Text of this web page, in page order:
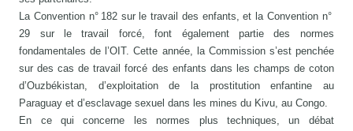
La Convention n° 182 sur le travail des enfants, et la Convention n°
29 sur le travail forcé, font également partie des normes
fondamentales de l’OIT. Cette année, la Commission s’est penchée
sur des cas de travail forcé des enfants dans les champs de coton
d’Ouzbékistan, d’exploitation de la prostitution enfantine au
Paraguay et d’esclavage sexuel dans les mines du Kivu, au Congo.
En ce qui concerne les normes plus techniques, un débat